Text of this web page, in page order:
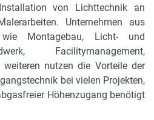
von Lichttechnik an
Unternehmen aus
wie Montagebau, Licht- und
Facilitymanagement,
weiteren nutzen die Vorteile der
bei vielen Projekten,
Höhenzugang benötigt